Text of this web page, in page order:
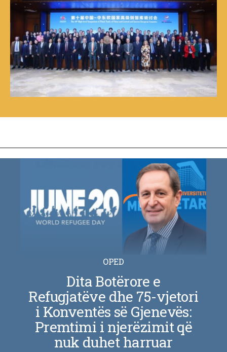
OPED
Dita Botërore e
Refugjatëve dhe 75-vjetori
i Konventës së Gjenevës:
Premtimi i njerëzimit që
nuk duhet harruar